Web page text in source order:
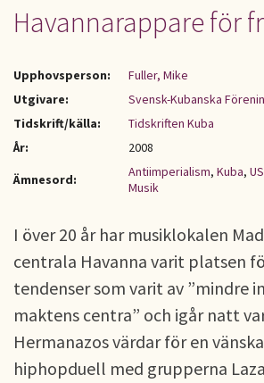
Havannarappare för
Upphovsperson:
Fuller, Mike
Utgivare:
Svensk-Kubanska
Tidskrift/källa:
Tidskriften Kuba
År:
2008
Ämnesord:
Antiimperialism, Kuba,
Musik
I över 20 år har musiklokalen
centrala Havanna varit platsen
tendenser som varit av ”mindre
maktens centra” och igår natt
Hermanazos värdar för en
hiphopduell med grupperna